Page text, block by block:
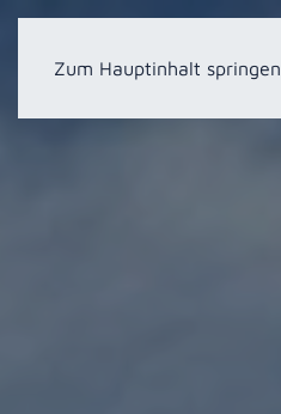
Zum Hauptinhalt springen